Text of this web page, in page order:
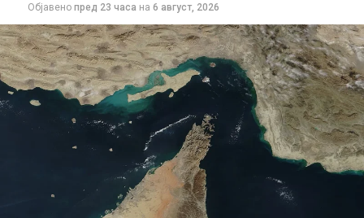
во првото полугодие биле Германија, Велика
Британија и Кина.
Објавено пред 23 часа на 6 август, 2026